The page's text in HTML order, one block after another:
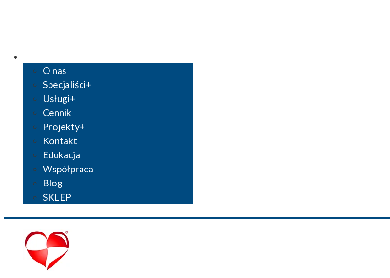
O nas
Specjaliści
Usługi
Cennik
Projekty
Kontakt
Edukacja
Współpraca
Blog
SKLEP